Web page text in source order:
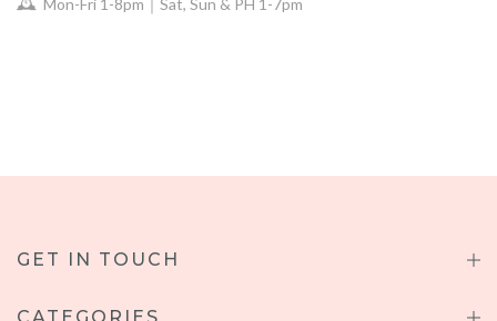
🕰 Mon-Fri 1-8pm｜Sat, Sun & PH 1-7pm
GET IN TOUCH